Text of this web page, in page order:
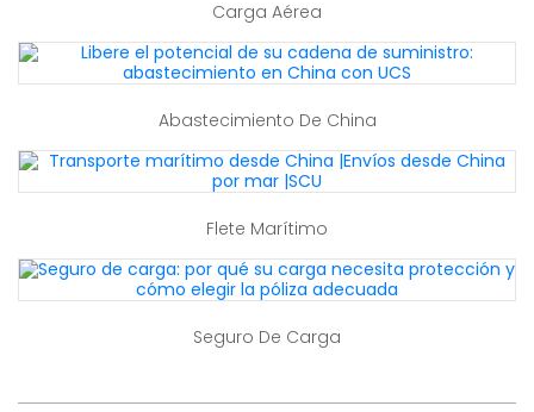
Carga Aérea
Abastecimiento De China
Flete Marítimo
Seguro De Carga